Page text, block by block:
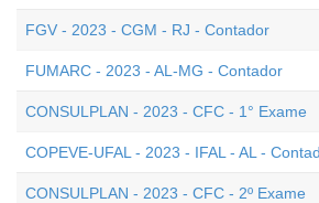
FGV - 2023 - CGM - RJ - Contador
FUMARC - 2023 - AL-MG - Contador
CONSULPLAN - 2023 - CFC - 1° Exame
COPEVE-UFAL - 2023 - IFAL - AL -
CONSULPLAN - 2023 - CFC - 2º Exame